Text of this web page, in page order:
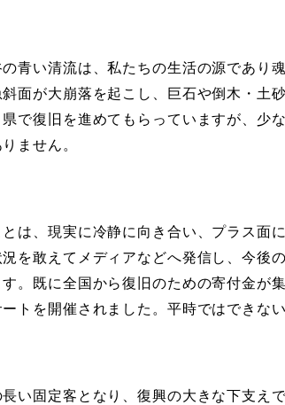
青い清流は、私たちの生活の源であり
面が大崩落を起こし、巨石や倒木・土
で復旧を進めてもらっていますが、少
ません。
は、現実に冷静に向き合い、プラス面
を敢えてメディアなどへ発信し、今後
。既に全国から復旧のための寄付金が
トを開催されました。平時ではできな
い固定客となり、復興の大きな下支え